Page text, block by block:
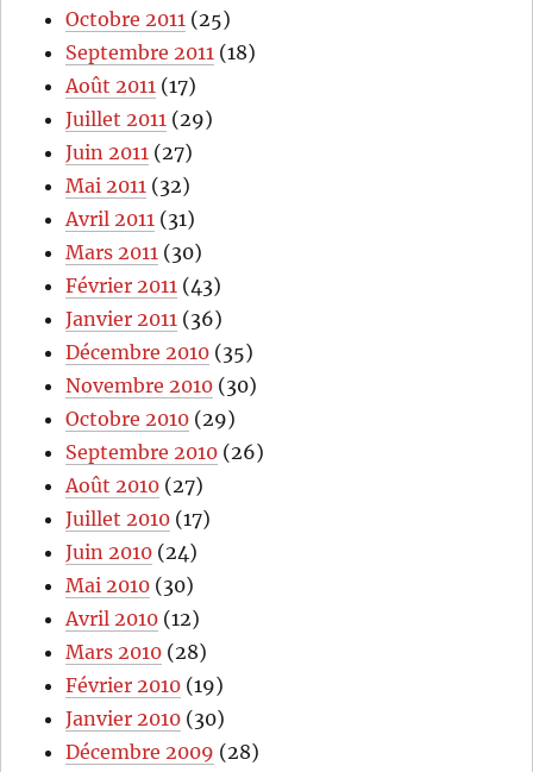
Octobre 2011 (25)
Septembre 2011 (18)
Août 2011 (17)
Juillet 2011 (29)
Juin 2011 (27)
Mai 2011 (32)
Avril 2011 (31)
Mars 2011 (30)
Février 2011 (43)
Janvier 2011 (36)
Décembre 2010 (35)
Novembre 2010 (30)
Octobre 2010 (29)
Septembre 2010 (26)
Août 2010 (27)
Juillet 2010 (17)
Juin 2010 (24)
Mai 2010 (30)
Avril 2010 (12)
Mars 2010 (28)
Février 2010 (19)
Janvier 2010 (30)
Décembre 2009 (28)